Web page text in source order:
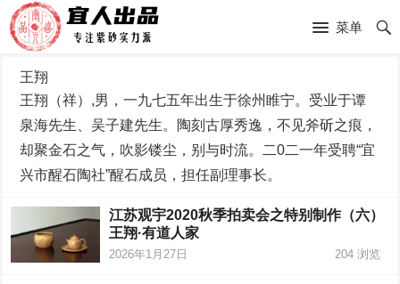
菜单
王翔
王翔（祥）,男，一九七五年出生于徐州睢宁。受业于谭
泉海先生、吴子建先生。陶刻古厚秀逸，不见斧斫之痕，
却聚金石之气，吹影镂尘，别与时流。二0二一年受聘“宜
兴市醒石陶社”醒石成员，担任副理事长。
江苏观宇2020秋季拍卖会之特别制作（六）
王翔·有道人家
2026年1月27日 204浏览